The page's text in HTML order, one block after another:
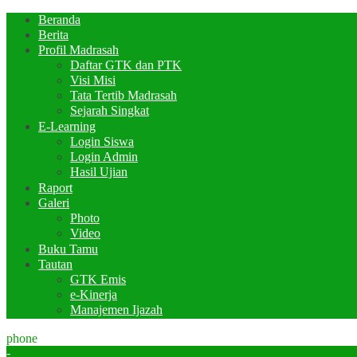
Beranda
Berita
Profil Madrasah
Daftar GTK dan PTK
Visi Misi
Tata Tertib Madrasah
Sejarah Singkat
E-Learning
Login Siswa
Login Admin
Hasil Ujian
Raport
Galeri
Photo
Video
Buku Tamu
Tautan
GTK Emis
e-Kinerja
Manajemen Ijazah
phone
-